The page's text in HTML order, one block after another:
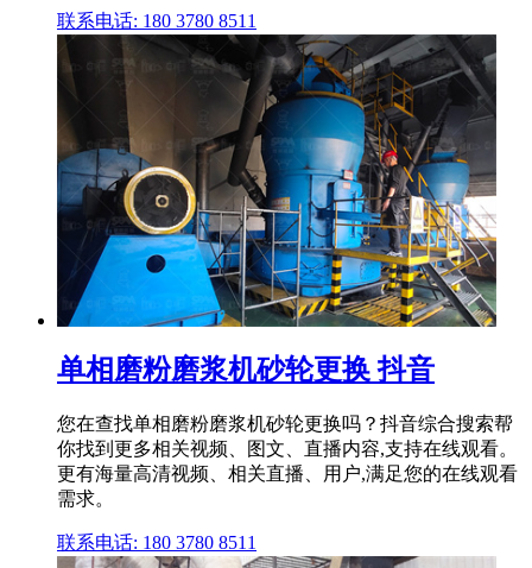
联系电话: 180 3780 8511
单相磨粉磨浆机砂轮更换 抖音
您在查找单相磨粉磨浆机砂轮更换吗？抖音综合搜索帮
你找到更多相关视频、图文、直播内容,支持在线观看。
更有海量高清视频、相关直播、用户,满足您的在线观看
需求。
联系电话: 180 3780 8511